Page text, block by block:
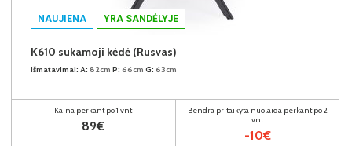
NAUJIENA YRA SANDĖLYJE
K610 sukamoji kėdė (Rusvas)
Išmatavimai: A: 82cm P: 66cm G: 63cm
Kaina perkant po 1 vnt
89€
Bendra pritaikyta nuolaida perkant po 2
vnt
-10€